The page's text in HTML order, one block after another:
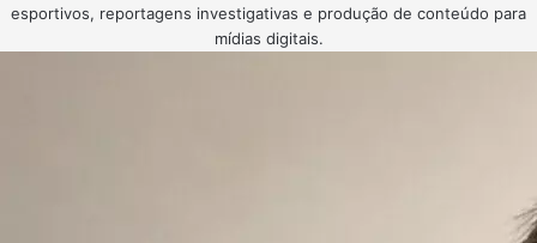
esportivos, reportagens investigativas e produção de conteúdo para
mídias digitais.